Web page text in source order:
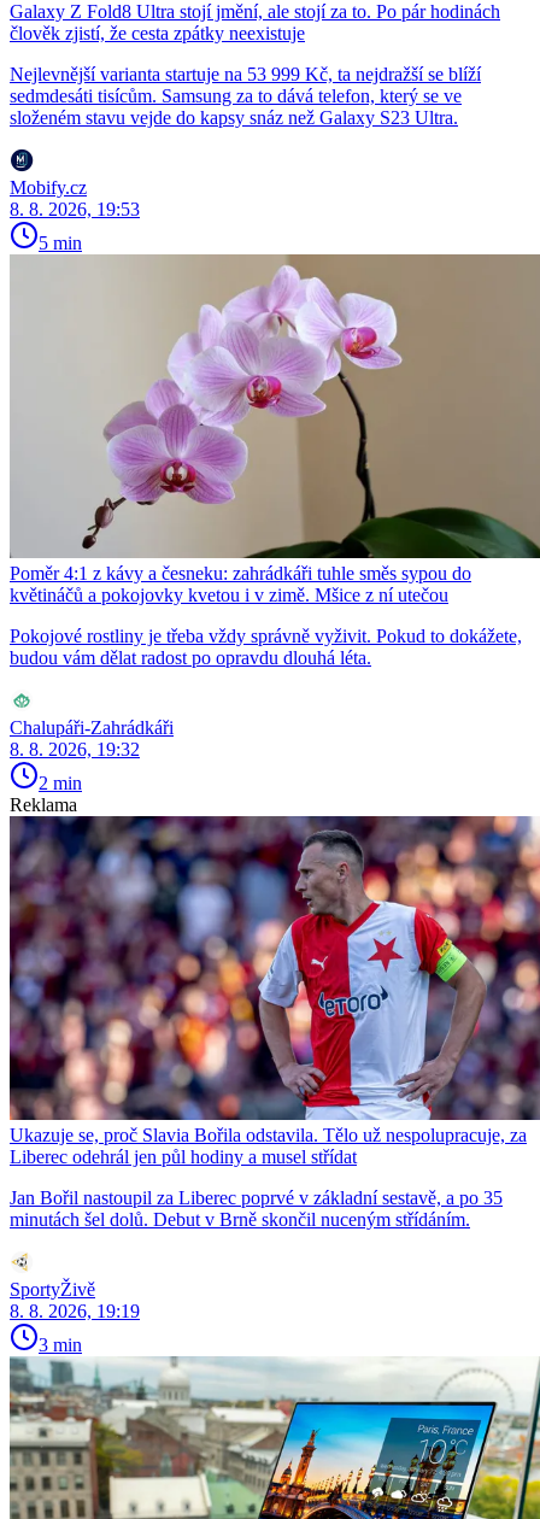
Galaxy Z Fold8 Ultra stojí jmění, ale stojí za to. Po pár hodinách
člověk zjistí, že cesta zpátky neexistuje
Nejlevnější varianta startuje na 53 999 Kč, ta nejdražší se blíží
sedmdesáti tisícům. Samsung za to dává telefon, který se ve
složeném stavu vejde do kapsy snáz než Galaxy S23 Ultra.
Mobify.cz
8. 8. 2026, 19:53
5 min
Poměr 4:1 z kávy a česneku: zahrádkáři tuhle směs sypou do
květináčů a pokojovky kvetou i v zimě. Mšice z ní utečou
Pokojové rostliny je třeba vždy správně vyživit. Pokud to dokážete,
budou vám dělat radost po opravdu dlouhá léta.
Chalupáři-Zahrádkáři
8. 8. 2026, 19:32
2 min
Reklama
Ukazuje se, proč Slavia Bořila odstavila. Tělo už nespolupracuje, za
Liberec odehrál jen půl hodiny a musel střídat
Jan Bořil nastoupil za Liberec poprvé v základní sestavě, a po 35
minutách šel dolů. Debut v Brně skončil nuceným střídáním.
SportyŽivě
8. 8. 2026, 19:19
3 min